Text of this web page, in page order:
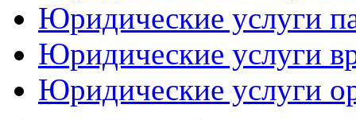
Юридические услуги
Юридические услуги
Юридические услуги